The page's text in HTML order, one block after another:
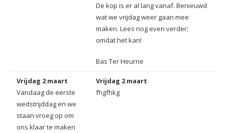
De kop is er al lang vanaf. Benieuwd
wat we vrijdag weer gaan mee
maken. Lees nog even verder;
omdat het kan!
Bas Ter Heurne
Vrijdag 2 maart
Vandaag de eerste
wedstrijddag en we
staan vroeg op om
ons klaar te maken
Vrijdag 2 maart
fhgfhkg